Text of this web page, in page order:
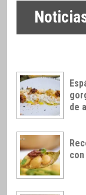
de